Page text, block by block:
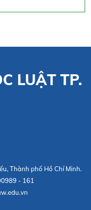
LUẬT TP.
Thành phố Hồ Chí Minh.
- 161